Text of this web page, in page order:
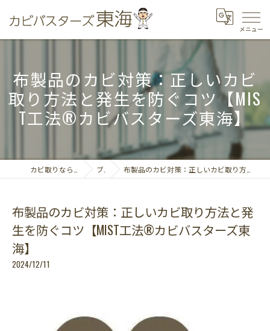
布製品のカビ対策：正しいカビ
取り方法と発生を防ぐコツ【MIS
T工法®カビバスターズ東海】
ブログ 布製品のカビ対策：正しいカビ取り方法と発生を防ぐコツ【MIST工法®カビバスターズ東海】
布製品のカビ対策：正しいカビ取り方法と発
生を防ぐコツ【MIST工法®カビバスターズ東
海】
2024/12/11